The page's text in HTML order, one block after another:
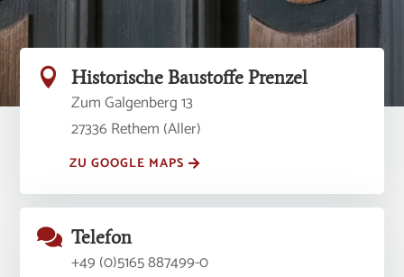
 Historische Baustoffe Prenzel
Zum Galgenberg 13
27336 Rethem (Aller)
ZU GOOGLE MAPS
 Telefon
+49 (0)5165 887499-0